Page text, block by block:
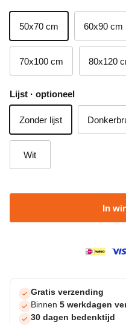
50x70 cm 60x90
70x100 cm 80x120
Lijst · optioneel
Zonder lijst
Wit
In
Gratis verzending
Binnen 5 werkdagen
30 dagen bedenktijd